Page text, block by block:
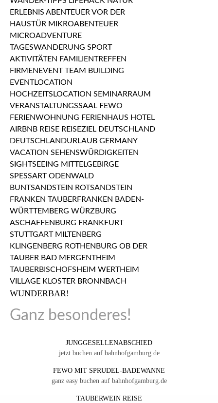
WUNDERBAR!
Ganz besonderes!
JUNGGESELLENABSCHIED
jetzt buchen auf bahnhofgamburg.de
FEWO MIT SPRUDEL-BADEWANNE
ganz easy buchen auf bahnhofgamburg.de
TAUBERWEIN REISE